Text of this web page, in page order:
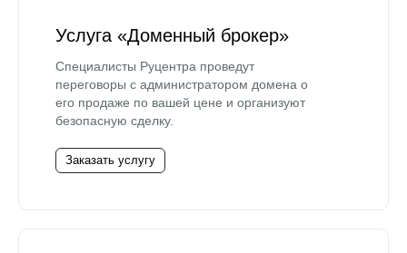
Услуга «Доменный брокер»
Специалисты Руцентра проведут
переговоры с администратором домена о
его продаже по вашей цене и организуют
безопасную сделку.
Заказать услугу